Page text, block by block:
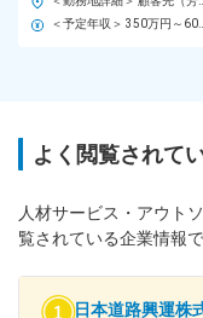
よく閲覧されて
人材サービス・アウト
覧されている企業情報で
日本道路興運株